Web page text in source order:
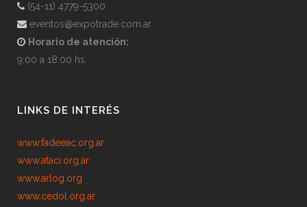
(54-11) 4779-5300
eventos@expotrade.com.ar
Horario de atención:
9:00 a 18:00 hs.
LINKS DE INTERÉS
www.fadeeac.org.ar
www.ataci.org.ar
www.arlog.org
www.cedol.org.ar